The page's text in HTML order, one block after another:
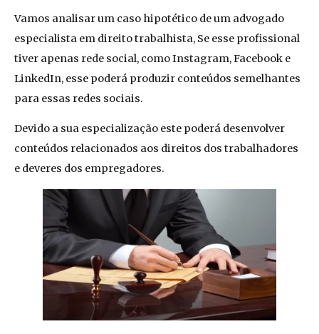
Vamos analisar um caso hipotético de um advogado
especialista em direito trabalhista, Se esse profissional
tiver apenas rede social, como Instagram, Facebook e
LinkedIn, esse poderá produzir conteúdos semelhantes
para essas redes sociais.
Devido a sua especialização este poderá desenvolver
conteúdos relacionados aos direitos dos trabalhadores
e deveres dos empregadores.